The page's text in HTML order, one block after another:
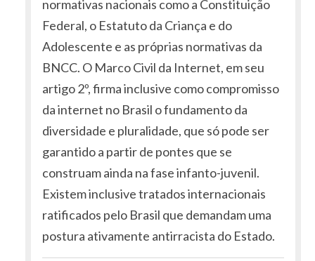
normativas nacionais como a Constituição
Federal, o Estatuto da Criança e do
Adolescente e as próprias normativas da
BNCC. O Marco Civil da Internet, em seu
artigo 2º, firma inclusive como compromisso
da internet no Brasil o fundamento da
diversidade e pluralidade, que só pode ser
garantido a partir de pontes que se
construam ainda na fase infanto-juvenil.
Existem inclusive tratados internacionais
ratificados pelo Brasil que demandam uma
postura ativamente antirracista do Estado.